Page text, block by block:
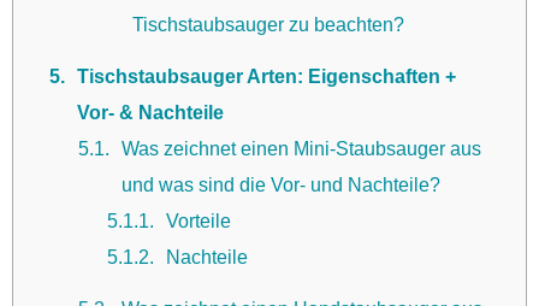
Tischstaubsauger zu beachten?
5
Tischstaubsauger Arten: Eigenschaften +
Vor- & Nachteile
5.1
Was zeichnet einen Mini-Staubsauger aus
und was sind die Vor- und Nachteile?
5.1.1
Vorteile
5.1.2
Nachteile